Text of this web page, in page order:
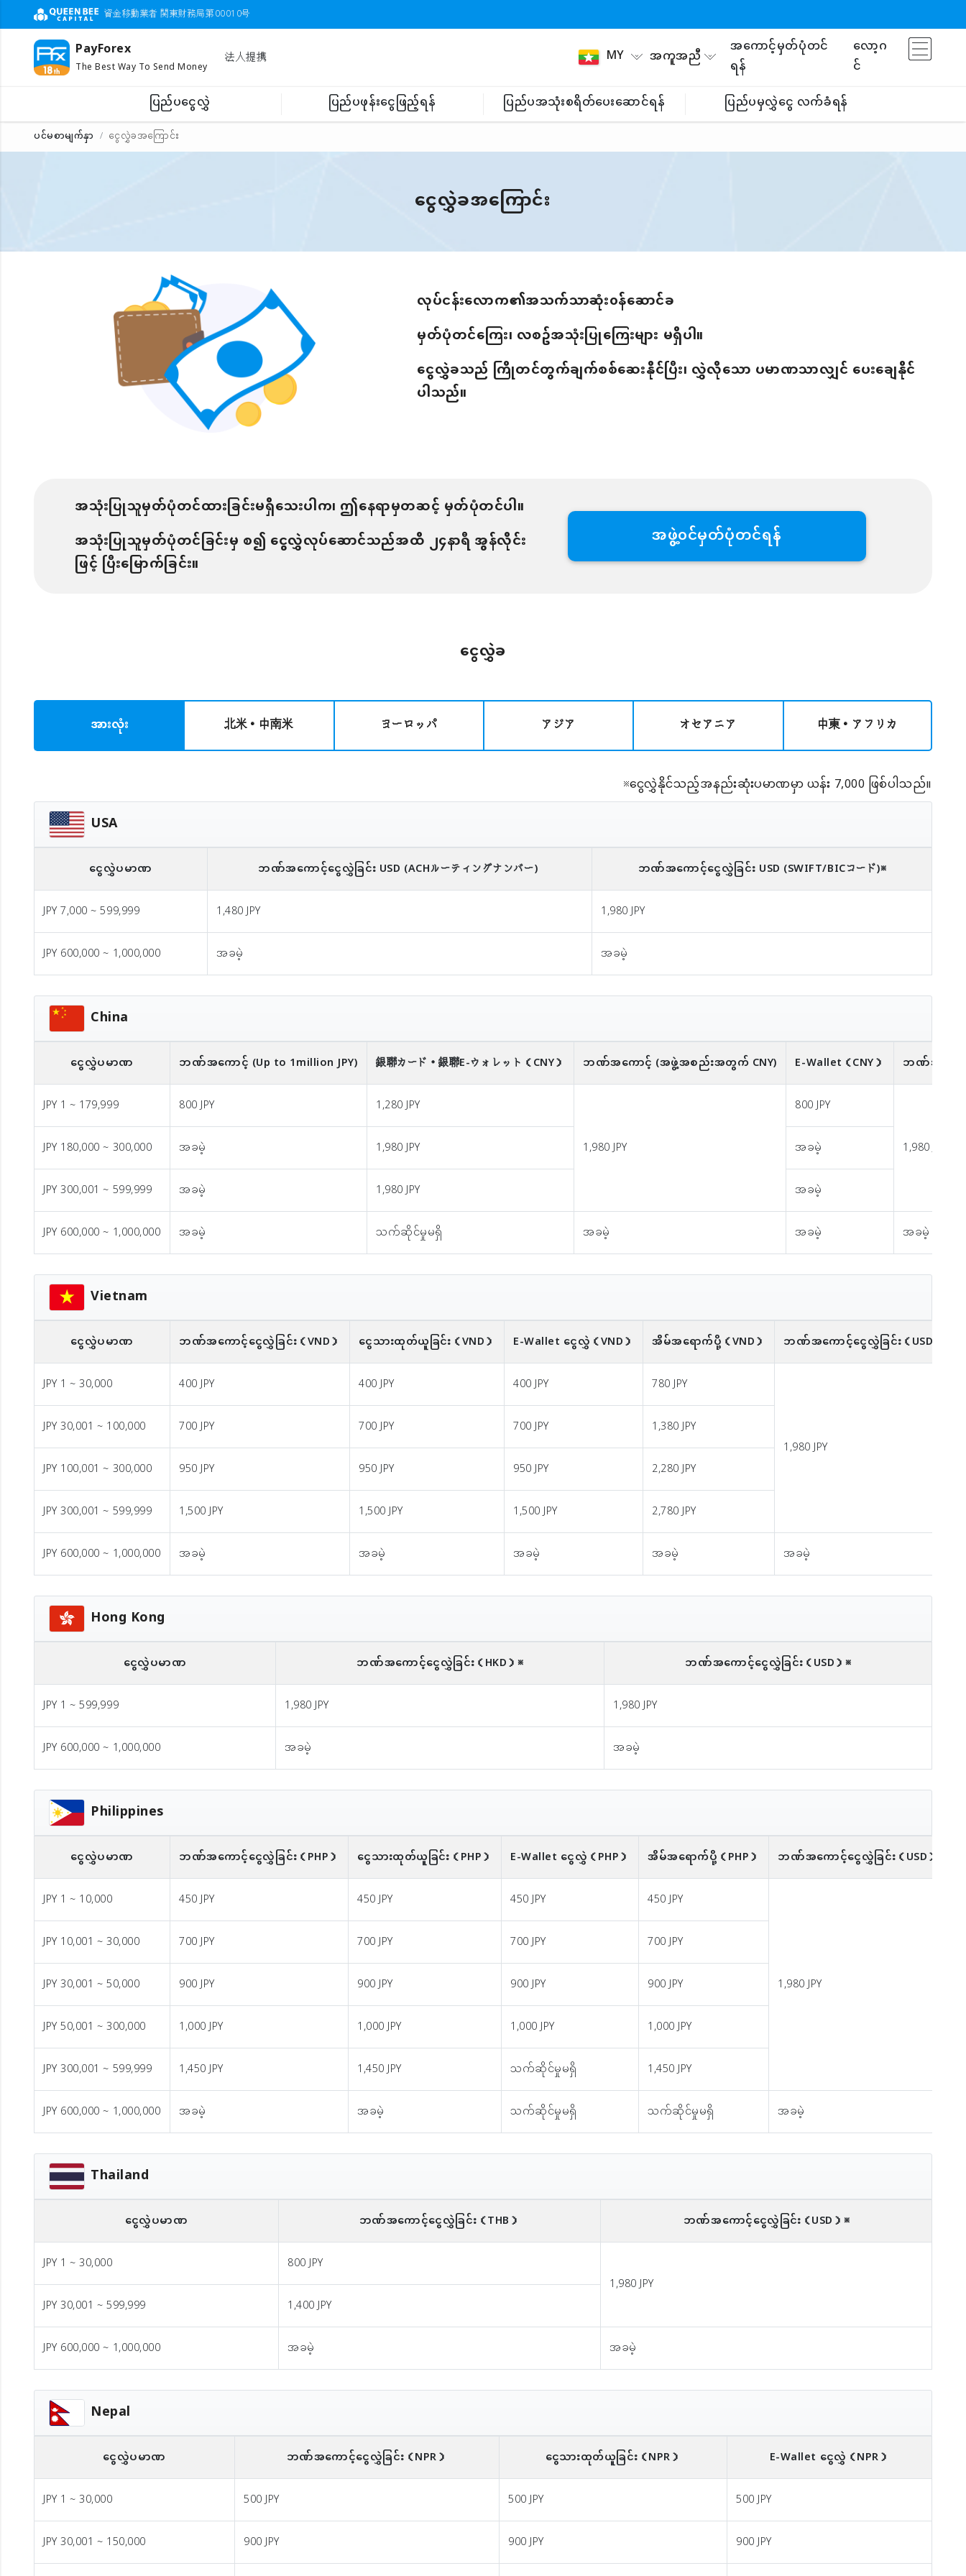
資金移動業者 関東財務局第00010号
PayForex
The Best Way To Send Money 法人提携 MY အကူအညီ
အကောင့်မှတ်ပုံတင်
ရန်
လော့ဂ
င်
ပြည်ပငွေလွှဲ
ပြည်ပဖုန်းငွေဖြည့်ရန် ပြည်ပအသုံးစရိတ်ပေးဆောင်ရန် ပြည်ပမှလွှဲငွေ လက်ခံရန်
ပင်မစာမျက်နှာ ငွေလွှဲခအကြောင်း
ငွေလွှဲခအကြောင်း
လုပ်ငန်းလောက၏အသက်သာဆုံး၀န်ဆောင်ခ
မှတ်ပုံတင်ကြေး၊ လစဥ်အသုံးပြုကြေးများ မရှိပါ။
ငွေလွှဲခသည် ကြိုတင်တွက်ချက်စစ်ဆေးနိုင်ပြီး၊ လွှဲလိုသော ပမာဏသာလျှင် ပေးချေနိုင်
ပါသည်။
အသုံးပြုသူမှတ်ပုံတင်ထားခြင်းမရှိသေးပါက၊ ဤနေရာမှတဆင့် မှတ်ပုံတင်ပါ။
အသုံးပြုသူမှတ်ပုံတင်ခြင်းမှ စ၍ ငွေလွှဲလုပ်ဆောင်သည်အထိ ၂၄နာရီ အွန်လိုင်း
ဖြင့် ပြီးမြောက်ခြင်း။
အဖွဲ့၀င်မှတ်ပုံတင်ရန်
ငွေလွှဲခ
အားလုံး 北米・中南米 ヨーロッパ アジア オセアニア 中東・アフリカ
※ငွေလွှဲနိုင်သည့်အနည်းဆုံးပမာဏမှာ ယန်း 7,000 ဖြစ်ပါသည်။
USA
ငွေလွှဲပမာဏ ဘဏ်အကောင့်ငွေလွှဲခြင်းUSD (ACHルーティングナンバー) ဘဏ်အကောင့်ငွေလွှဲခြင်းUSD (SWIFT/BICコード)※
JPY 7,000 ~ 599,999
1,480 JPY
1,980 JPY
JPY 600,000 ~ 1,000,000
အခမဲ့ အခမဲ့
China
ငွေလွှဲပမာဏ ဘဏ်အကောင့် (Up to 1million JPY) 銀聯カード・銀聯E-ウォレット （CNY） ဘဏ်အကောင့် (အဖွဲ့အစည်းအတွက် CNY) E-Wallet （CNY）
ဘဏ်အကော
JPY 1 ~ 179,999
800 JPY
1,280 JPY
1,980 JPY
800 JPY
1,980 JPY
JPY 180,000 ~ 300,000 အခမဲ့ 1,980 JPY
အခမဲ့
JPY 300,001 ~ 599,999
အခမဲ့ 1,980 JPY
အခမဲ့
JPY 600,000 ~ 1,000,000
အခမဲ့ သက်ဆိုင်မှုမရှိ အခမဲ့ အခမဲ့ အခမဲ့
Vietnam
ငွေလွှဲပမာဏ ဘဏ်အကောင့်ငွေလွှဲခြင်း（VND） ငွေသားထုတ်ယူခြင်း（VND） E-Wallet ငွေလွှဲ（VND） အိမ်အရောက်ပို့（VND） ဘဏ်အကောင့်ငွေလွှဲခြင်း（USD）※
JPY 1 ~ 30,000
400 JPY 400 JPY 400 JPY 780 JPY
1,980 JPY
JPY 30,001 ~ 100,000 700 JPY 700 JPY 700 JPY
1,380 JPY
JPY 100,001 ~ 300,000
950 JPY 950 JPY 950 JPY
2,280 JPY
JPY 300,001 ~ 599,999
1,500 JPY 1,500 JPY 1,500 JPY
2,780 JPY
JPY 600,000 ~ 1,000,000
အခမဲ့ အခမဲ့ အခမဲ့ အခမဲ့ အခမဲ့
Hong Kong
ငွေလွှဲပမာဏ ဘဏ်အကောင့်ငွေလွှဲခြင်း（HKD）※ ဘဏ်အကောင့်ငွေလွှဲခြင်း（USD）※
JPY 1 ~ 599,999
1,980 JPY
1,980 JPY
JPY 600,000 ~ 1,000,000
အခမဲ့ အခမဲ့
Philippines
ငွေလွှဲပမာဏ ဘဏ်အကောင့်ငွေလွှဲခြင်း（PHP） ငွေသားထုတ်ယူခြင်း（PHP） E-Wallet ငွေလွှဲ（PHP） အိမ်အရောက်ပို့（PHP） ဘဏ်အကောင့်ငွေလွှဲခြင်း（USD）※
JPY 1 ~ 10,000
450 JPY 450 JPY 450 JPY 450 JPY
1,980 JPY
JPY 10,001 ~ 30,000 700 JPY 700 JPY 700 JPY
700 JPY
JPY 30,001 ~ 50,000
900 JPY 900 JPY 900 JPY
900 JPY
JPY 50,001 ~ 300,000
1,000 JPY 1,000 JPY 1,000 JPY
1,000 JPY
JPY 300,001 ~ 599,999
1,450 JPY 1,450 JPY သက်ဆိုင်မှုမရှိ
1,450 JPY
JPY 600,000 ~ 1,000,000
အခမဲ့ အခမဲ့ သက်ဆိုင်မှုမရှိ သက်ဆိုင်မှုမရှိ အခမဲ့
Thailand
ငွေလွှဲပမာဏ ဘဏ်အကောင့်ငွေလွှဲခြင်း（THB） ဘဏ်အကောင့်ငွေလွှဲခြင်း（USD）※
JPY 1 ~ 30,000
800 JPY
1,980 JPY
JPY 30,001 ~ 599,999
1,400 JPY
JPY 600,000 ~ 1,000,000
အခမဲ့ အခမဲ့
Nepal
ငွေလွှဲပမာဏ ဘဏ်အကောင့်ငွေလွှဲခြင်း（NPR） ငွေသားထုတ်ယူခြင်း（NPR） E-Wallet ငွေလွှဲ （NPR）
JPY 1 ~ 30,000
500 JPY 500 JPY
500 JPY
JPY 30,001 ~ 150,000
900 JPY 900 JPY
900 JPY